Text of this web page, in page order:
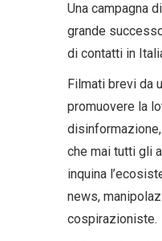
Una campagna
grande
di contatti in
Filmati brevi da
promuovere la
che mai tutti gli
inquina
news,
cospirazioniste.